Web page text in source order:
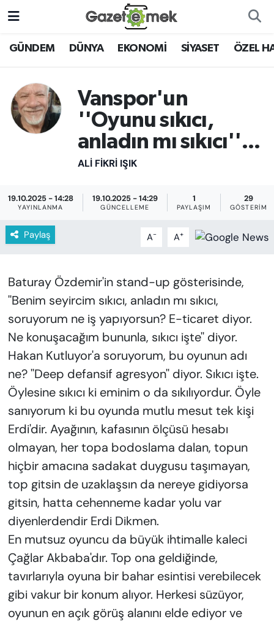
GÜNDEM DÜNYA EKONOMİ SİYASET ÖZEL
Vanspor'un
''Oyunu sıkıcı,
anladın mı sıkıcı''...
ALI FIKRI IŞIK
19.10.2025 - 14:28
YAYINLANMA
19.10.2025 - 14:29
GÜNCELLEME
1
PAYLAŞIM
29
GÖSTERIM
Paylaş A- A+
Baturay Özdemir'in stand-up gösterisinde,
''Benim seyircim sıkıcı, anladın mı sıkıcı,
soruyorum ne iş yapıyorsun? E-ticaret diyor.
Ne konuşacağım bununla, sıkıcı işte'' diyor.
Hakan Kutluyor'a soruyorum, bu oyunun adı
ne? ''Deep defansif agresyon'' diyor. Sıkıcı işte.
Öylesine sıkıcı ki eminim o da sıkılıyordur. Öyle
sanıyorum ki bu oyunda mutlu mesut tek kişi
Erdi'dir. Ayağının, kafasının ölçüsü hesabı
olmayan, her topa bodoslama dalan, topun
hiçbir amacına sadakat duygusu taşımayan,
top gitsin de uzaklaşsın da nereye gidiyorsa
gitsin, hatta cehenneme kadar yolu var
diyenlerdendir Erdi Dikmen.
En mutsuz oyuncu da büyük ihtimalle kaleci
Çağlar Akbaba'dır. Top ona geldiğinde,
tavırlarıyla oyuna bir bahar esintisi verebilecek
gibi vakur bir konum alıyor. Herkesi süzüyor,
oyunun en açık görüş alanını elde ediyor ve
DÜNYA
EMEK HABERLERİ
YENİ MEDYADA EMEK
GAZETECİLİĞİNİ GELİŞTİRMEK
KADIN
SAĞLIK
SPOR
KÜLTÜR-SANAT
MAGAZİN
ÖZEL HABER
YAZAR KÖŞESİ
SİYASET
VAN VE DİYARBAKIR HABERLERİ
Nöbetçi Eczaneler
İstanbul Namaz Vakitleri
Trafik Durumu
Süper Lig Puan Durumu ve Fikstür
Tüm Manşetler
Son Dakika Haberleri